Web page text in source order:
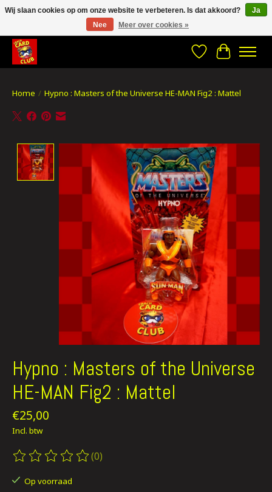
CRACH CARD CLUB , The best place to Geek out!
Verlanglijst
Home / Hypno : Masters of the Universe HE-MAN Fig2 : Mattel
Product image slideshow Items
Hypno : Masters of the Universe
HE-MAN Fig2 : Mattel
€25,00
Incl. btw
De beoordeling van dit product is
(0)
Op voorraad
Wij slaan cookies op om onze website te verbeteren. Is dat akkoord?
Ja
Nee
Meer over cookies »